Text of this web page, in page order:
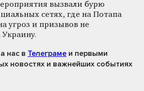
вызвали бурю
сетях, где на Потапа
угроз и призывов не
Украину.
нас в Телеграме и первыми
новостях и важнейших событиях